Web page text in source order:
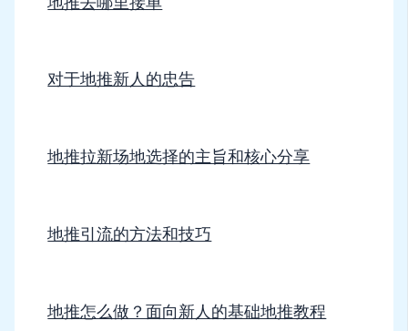
对于地推新人的忠告
地推拉新场地选择的主旨和核心分享
地推引流的方法和技巧
地推怎么做？面向新人的基础地推教程